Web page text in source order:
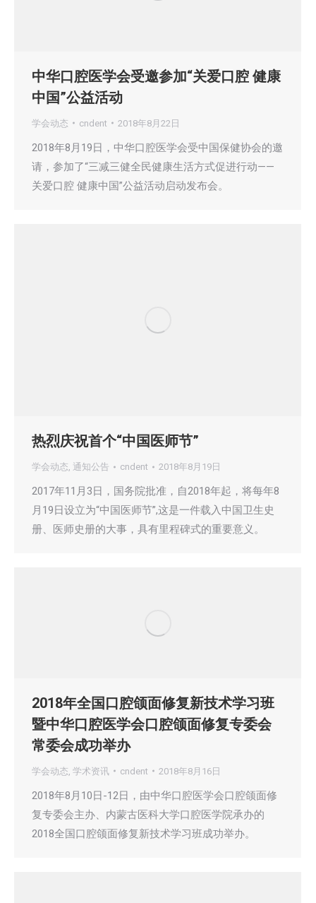
中华口腔医学会受邀参加“关爱口腔 健康
中国”公益活动
学会动态 cndent 2018年8月22日
2018年8月19日，中华口腔医学会受中国保健协会的邀
请，参加了“三减三健全民健康生活方式促进行动——
关爱口腔 健康中国”公益活动启动发布会。
热烈庆祝首个“中国医师节”
学会动态, 通知公告 cndent 2018年8月19日
2017年11月3日，国务院批准，自2018年起，将每年8
月19日设立为“中国医师节”,这是一件载入中国卫生史
册、医师史册的大事，具有里程碑式的重要意义。
2018年全国口腔颌面修复新技术学习班
暨中华口腔医学会口腔颌面修复专委会
常委会成功举办
学会动态 学术资讯 cndent 2018年8月16日
2018年8月10日-12日，由中华口腔医学会口腔颌面修
复专委会主办、内蒙古医科大学口腔医学院承办的
2018全国口腔颌面修复新技术学习班成功举办。